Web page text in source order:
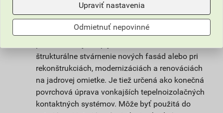
Použitie
Omietka slúži na ochranu stavby pred
štrukturálne stvárnenie nových fasád alebo pri
rekonštrukciách, modernizáciách a renováciách
na jadrovej omietke. Je tiež určená ako konečná
povrchová úprava vonkajších tepelnoizolačných
kontaktných systémov. Môže byť použitá do
Upraviť nastavenia
Odmietnuť nepovinné